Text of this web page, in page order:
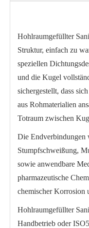
Hohlraumgefüllter
Struktur, einfach zu
speziellen
und die Kugel
sichergestellt, dass
aus Rohmaterialien
Totraum zwischen
Die Endverbindungen
Stumpfschweißung,
sowie anwendbare
pharmazeutische
chemischer Korrosion
Hohlraumgefüllter
Handbetrieb oder